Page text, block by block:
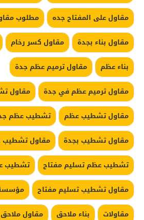
مقاول على المفتاح جده
مطلوب
مقاول بناء بجدة
مقاول كسر رخام
بناء عظم
مقاول ترميم عظم جدة
مقاول ترميم عظم في جدة
مقاول
مقاول تشطيب عظم
تشطيب عظم
مقاول تشطيب بجدة
مقاول تشطيب
تشطيب عظم تسليم مفتاح
تشطيب
مقاول تشطيب تسليم مفتاح
مؤسسة
مقاولات
بناء ملاحق مقاول